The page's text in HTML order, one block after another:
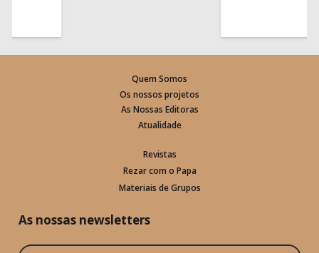
Quem Somos
Os nossos projetos
As Nossas Editoras
Atualidade
Revistas
Rezar com o Papa
Materiais de Grupos
As nossas newsletters